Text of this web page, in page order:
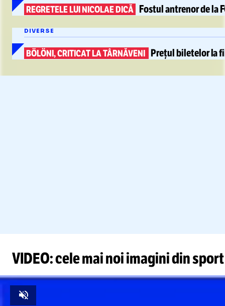
REGRETELE LUI NICOLAE DICĂ Fostul antrenor de la
DIVERSE
BÖLÖNI, CRITICAT LA TÂRNĂVENI Prețul biletelorla
VIDEO: cele mai noi imagini din sport
Unmute